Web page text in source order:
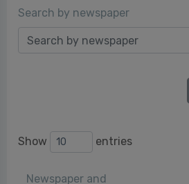
Search by newspaper
Show entries
Newspaper and